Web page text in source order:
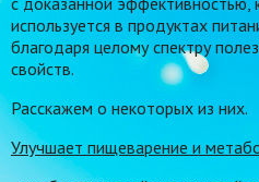
используется в продуктах
благодаря целому спектру
свойств.
Расскажем о некоторых из них.
Улучшает пищеварение и